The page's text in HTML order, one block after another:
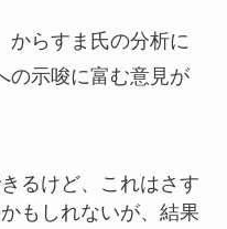
からすま氏の分析に
の示唆に富む意見が
るけど、これはさす
もしれないが、結果